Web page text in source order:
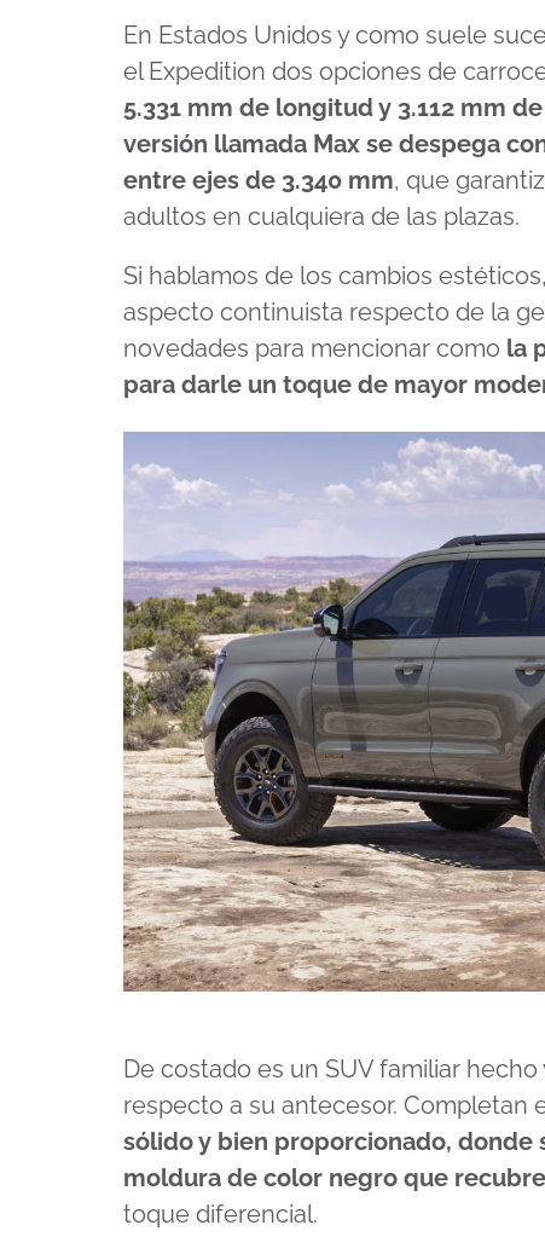
En Estados Unidos y como suele
el Expedition dos opciones de
5.331 mm de longitud y 3.112 mm
versión llamada Max se despega
entre ejes de 3.340 mm, que
adultos en cualquiera de las plazas.
Si hablamos de los cambios
aspecto continuista respecto de la
novedades para mencionar como la
para darle un toque de mayor
De costado es un SUV familiar
respecto a su antecesor. Completan
sólido y bien proporcionado, donde
moldura de color negro que
toque diferencial.